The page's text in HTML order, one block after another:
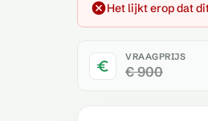
Het lijkt erop dat
VRAAGPRIJS
€ 900